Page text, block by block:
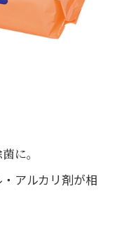
に。
アルカリ剤が相